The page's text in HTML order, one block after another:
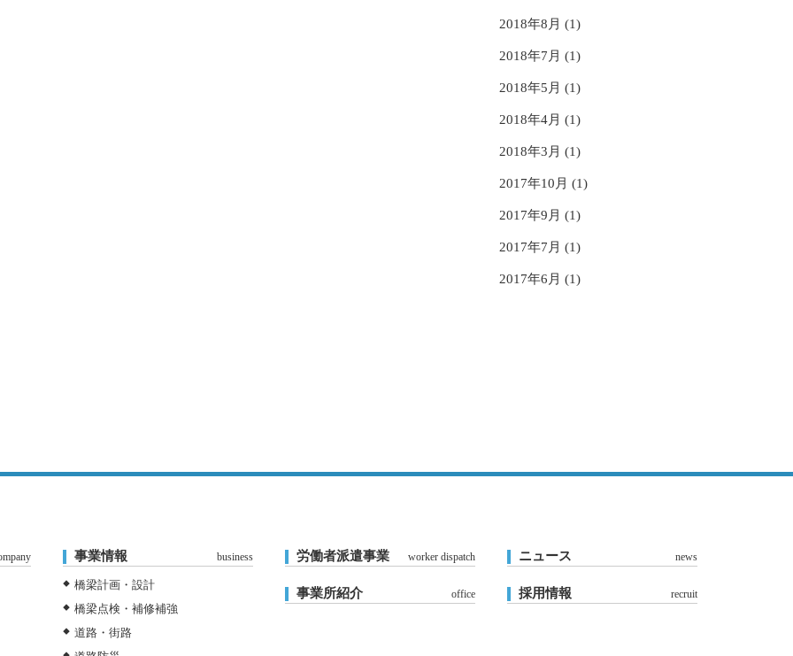
2018年8月 (1)
2018年7月 (1)
2018年5月 (1)
2018年4月 (1)
2018年3月 (1)
2017年10月 (1)
2017年9月 (1)
2017年7月 (1)
2017年6月 (1)
事業情報 business
橋梁計画・設計
橋梁点検・補修補強
道路・街路
労働者派遣事業 worker dispatch
事業所紹介 office
ニュース news
採用情報 recruit